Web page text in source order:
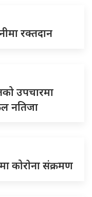
रक्तदान
उपचारमा
नतिजा
कोराेना संक्रमण